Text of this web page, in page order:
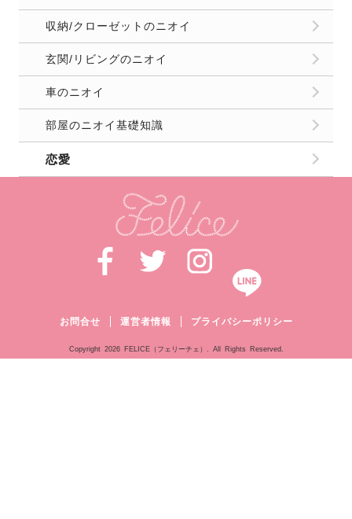
収納/クローゼットのニオイ
玄関/リビングのニオイ
車のニオイ
部屋のニオイ基礎知識
恋愛
お問合せ 運営者情報 プライバシーポリシー
Copyright 2026 FELICE（フェリーチェ）. All Rights Reserved.